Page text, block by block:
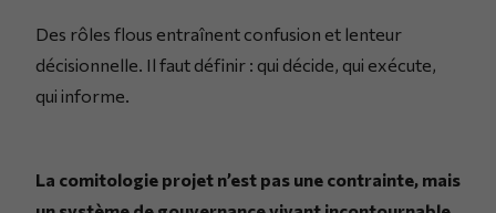
Des rôles flous entraînent confusion et lenteur
décisionnelle. Il faut définir : qui décide, qui exécute,
qui informe.
La comitologie projet n’est pas une contrainte, mais